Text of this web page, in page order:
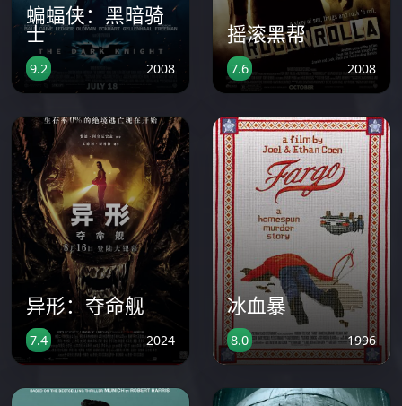
蝙蝠侠：黑暗骑
士
9.2 2008
摇滚黑帮
7.6 2008
异形：夺命舰
7.4 2024
冰血暴
8.0 1996